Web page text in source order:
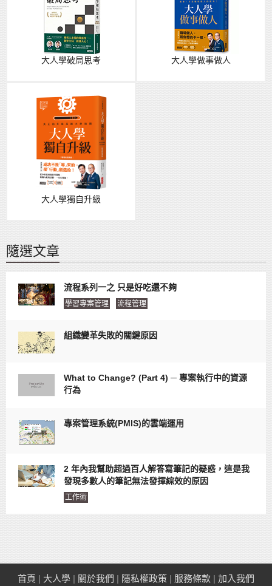
大人學破局思考 大人學做事做人
大人學獨自升級
隨選文章
流程系列一之 只是好吃還不夠
學習專案管理 流程管理
組織變革失敗的關鍵原因
What to Change? (Part 4) ─ 專案執行中的資源
行為
專案管理系統(PMIS)的雲端運用
2 年內我幫助超過百人解答寫筆記的疑惑，這是我
發現多數人的筆記無法發揮綜效的原因
工作術
首頁 | 大人學 | 關於我們 | 隱私權政策 | 服務條款 | 加入我們